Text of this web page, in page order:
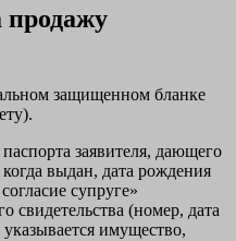
продажу
защищенном бланке
заявителя, дающего
выдан, дата рождения
супруге»
свидетельства (номер, дата
имущество,